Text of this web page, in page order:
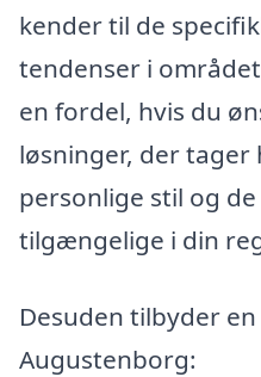
kender til de
tendenser i
en fordel, hvis du
løsninger, der tager
personlige stil og
tilgængelige i din
Desuden tilbyder en
Augustenborg: